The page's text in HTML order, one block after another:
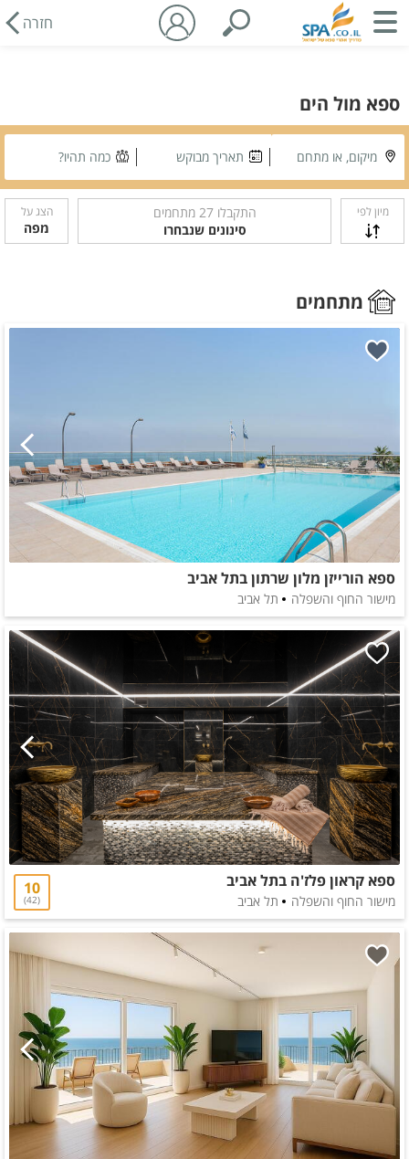
חזרה
ספא מול הים
מיקום, או מתחם תאריך מבוקש כמה תהיו?
מיון לפי התקבלו27 מתחמים
סינונים שנבחרו
הצג על
מפה
מתחמים
ספא הורייזן מלון שרתון בתל אביב
מישור החוף והשפלה תל אביב
ספא קראון פלז'ה בתל אביב
מישור החוף והשפלה תל אביב
10
42